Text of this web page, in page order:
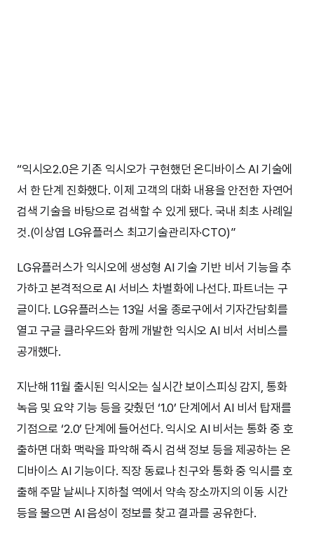
“익시오2.0은 기존 익시오가 구현했던 온디바이스 AI 기술에
서 한 단계 진화했다. 이제 고객의 대화 내용을 안전한 자연어
검색 기술을 바탕으로 검색할 수 있게 됐다. 국내 최초 사례일
것.(이상엽 LG유플러스 최고기술관리자·CTO)”
LG유플러스가 익시오에 생성형 AI 기술 기반 비서 기능을 추
가하고 본격적으로 AI 서비스 차별화에 나선다. 파트너는 구
글이다. LG유플러스는 13일 서울 종로구에서 기자간담회를
열고 구글 클라우드와 함께 개발한 익시오 AI 비서 서비스를
공개했다.
지난해 11월 출시된 익시오는 실시간 보이스피싱 감지, 통화
녹음 및 요약 기능 등을 갖췄던 ‘1.0’ 단계에서 AI 비서 탑재를
기점으로 ‘2.0’ 단계에 들어선다. 익시오 AI 비서는 통화 중 호
출하면 대화 맥락을 파악해 즉시 검색 정보 등을 제공하는 온
디바이스 AI 기능이다. 직장 동료나 친구와 통화 중 익시를 호
출해 주말 날씨나 지하철 역에서 약속 장소까지의 이동 시간
등을 물으면 AI 음성이 정보를 찾고 결과를 공유한다.